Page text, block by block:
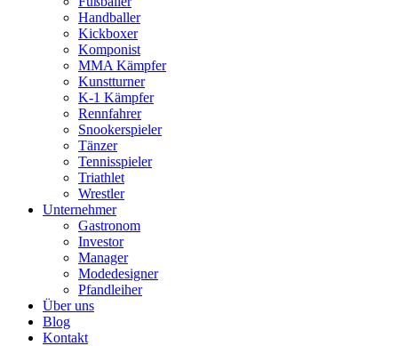
Handballer
Kickboxer
Komponist
MMA Kämpfer
Kunstturner
K-1 Kämpfer
Rennfahrer
Snookerspieler
Tänzer
Tennisspieler
Triathlet
Wrestler
Unternehmer
Gastronom
Investor
Manager
Modedesigner
Pfandleiher
Über uns
Blog
Kontakt